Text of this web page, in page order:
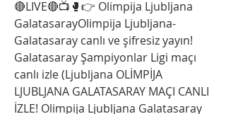
🔴LIVE🔴📺🥊👉 Olimpija Ljubljana
GalatasarayOlimpija Ljubljana-
Galatasaray canlı ve şifresiz yayın!
Galatasaray Şampiyonlar Ligi maçı
canlı izle (Ljubljana OLİMPİJA
LJUBLJANA GALATASARAY MAÇI CANLI
İZLE! Olimpija Ljubljana Galatasaray